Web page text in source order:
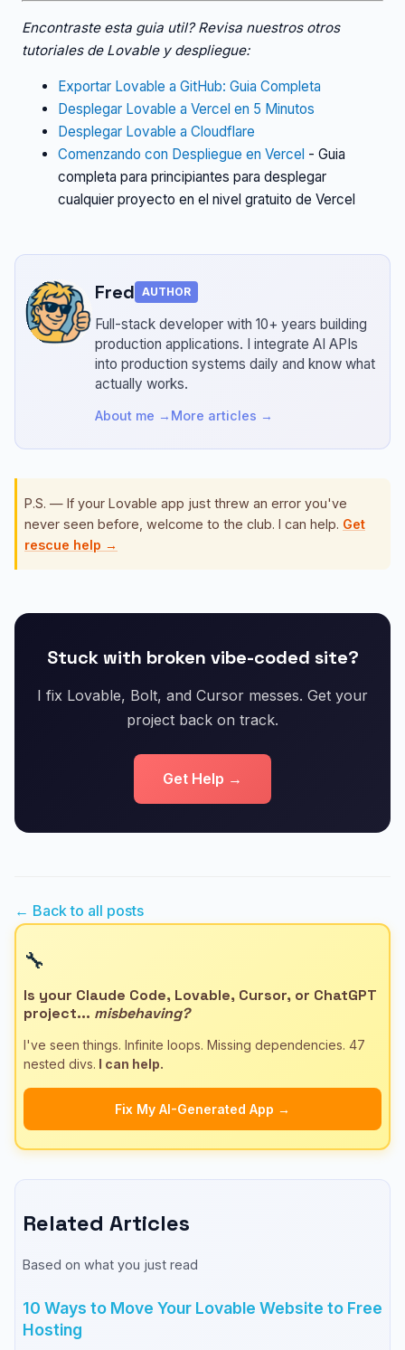
Encontraste esta guia util? Revisa nuestros otros
tutoriales de Lovable y despliegue:
Exportar Lovable a GitHub: Guia Completa
Desplegar Lovable a Vercel en 5 Minutos
Desplegar Lovable a Cloudflare
Comenzando con Despliegue en Vercel - Guia
completa para principiantes para desplegar
cualquier proyecto en el nivel gratuito de Vercel
Fred AUTHOR
Full-stack developer with 10+ years building
production applications. I integrate AI APIs
into production systems daily and know what
actually works.
About me → More articles →
P.S. — If your Lovable app just threw an error you've
never seen before, welcome to the club. I can help. Get
rescue help →
Stuck with broken vibe-coded site?
I fix Lovable, Bolt, and Cursor messes. Get your
project back on track.
Get Help →
← Back to all posts
🔧
Is your Claude Code, Lovable, Cursor, or ChatGPT
project... misbehaving?
I've seen things. Infinite loops. Missing dependencies. 47
nested divs. I can help.
Fix My AI-Generated App →
Related Articles
Based on what you just read
10 Ways to Move Your Lovable Website to Free
Hosting